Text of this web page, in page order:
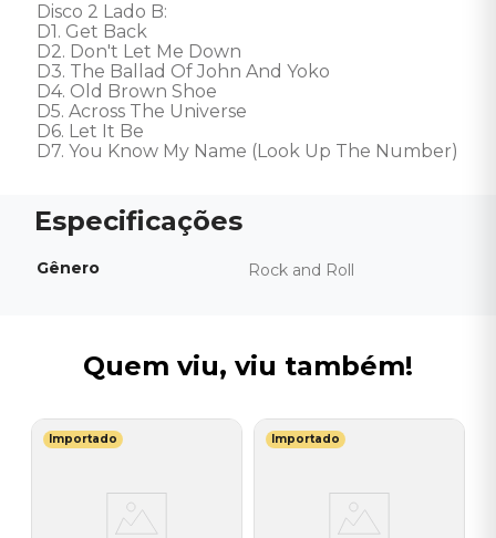
Disco 2 Lado B:
D1. Get Back
D2. Don't Let Me Down
D3. The Ballad Of John And Yoko
D4. Old Brown Shoe
D5. Across The Universe
D6. Let It Be
D7. You Know My Name (Look Up The Number)
Gênero Rock and Roll
Quem viu, viu também!
Importado Importado